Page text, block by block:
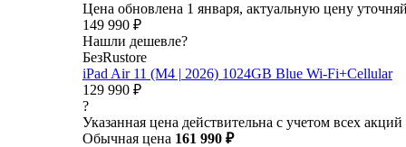
Цена обновлена 1 января, актуальную цену
149 990 ₽
Нашли дешевле?
БезRustore
iPad Air 11 (M4 | 2026) 1024GB Blue Wi-Fi+Cellular
129 990 ₽
?
Указанная цена действительна с учетом всех акций
Обычная цена 161 990 ₽